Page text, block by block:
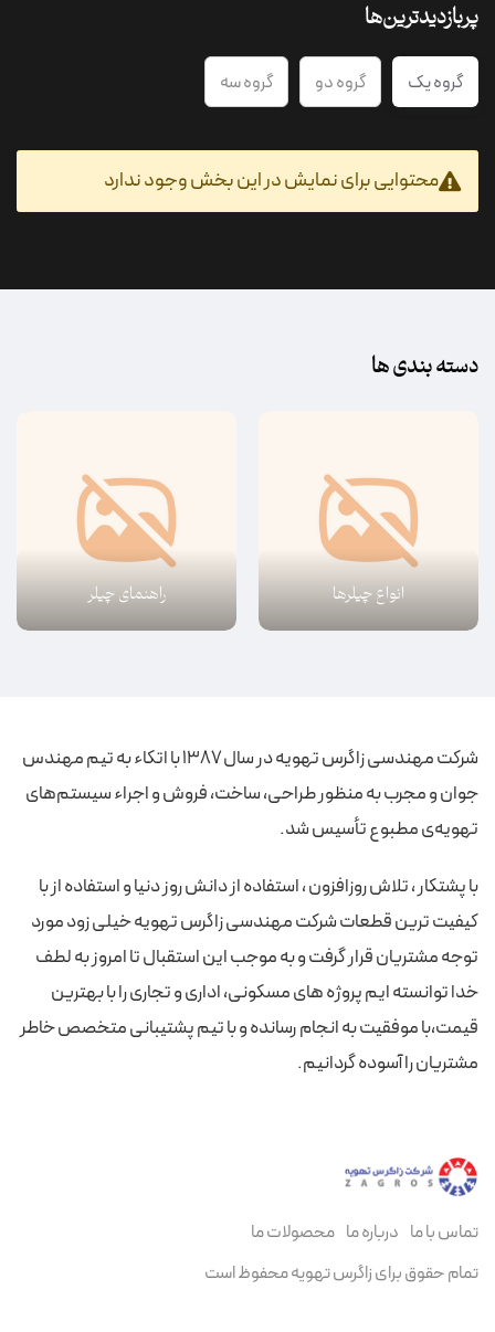
پربازدیدترین‌ها
گروه یک گروه دو گروه سه
محتوایی برای نمایش در این بخش وجود ندارد
دسته بندی ها
انواع چیلرها راهنمای چیلر
شرکت مهندسی زاگرس تهویه در سال ۱۳۸۷ با اتکاء به تیم مهندس
جوان و مجرب به منظور طراحی، ساخت، فروش و اجراء سیستم‌های
تهویه‌ی مطبوع تأسیس شد.
با پشتکار ، تلاش روزافزون ، استفاده از دانش روز دنیا و استفاده از با
کیفیت ترین قطعات شرکت مهندسی زاگرس تهویه خیلی زود مورد
توجه مشتریان قرار گرفت و به موجب این استقبال تا امروز به لطف
خدا توانسته ایم پروژه های مسکونی، اداری و تجاری را با بهترین
قیمت،با موفقیت به انجام رسانده و با تیم پشتیبانی متخصص خاطر
مشتریان را آسوده گردانیم.
تماس با ما درباره ما محصولات ما
تمام حقوق برای زاگرس تهویه محفوظ است